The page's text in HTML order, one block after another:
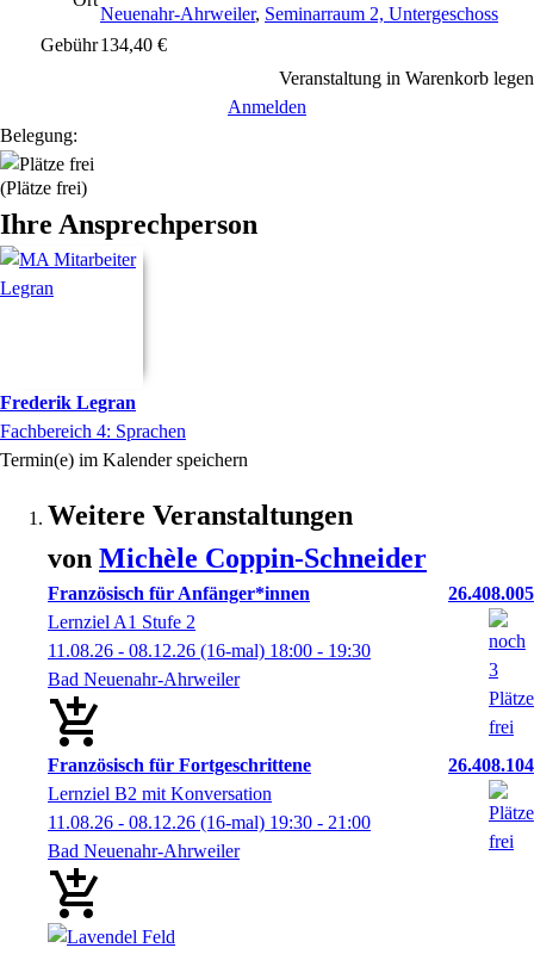
Neuenahr-Ahrweiler, Seminarraum 2, Untergeschoss
Gebühr134,40 €
Veranstaltung in Warenkorb legen
Anmelden
Belegung:
(Plätze frei)
Ihre Ansprechperson
Frederik Legran
Fachbereich 4: Sprachen
Termin(e) im Kalender speichern
Weitere Veranstaltungen
von Michèle Coppin-Schneider
Französisch für Anfänger*innen
26.408.005
Lernziel A1 Stufe 2
11.08.26 - 08.12.26 (16-mal) 18:00 - 19:30
Bad Neuenahr-Ahrweiler
Französisch für Fortgeschrittene
26.408.104
Lernziel B2 mit Konversation
11.08.26 - 08.12.26 (16-mal) 19:30 - 21:00
Bad Neuenahr-Ahrweiler